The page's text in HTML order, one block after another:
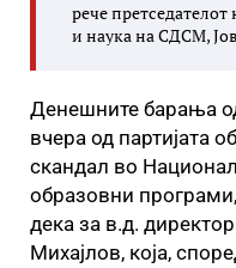
рече
и наука на СДСМ,
Денешните барања
вчера од партијата
скандал во
образовни
дека за в.д.
Михајлов, која,